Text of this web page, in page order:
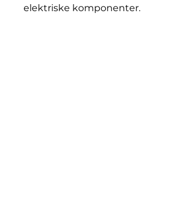
elektriske komponenter.